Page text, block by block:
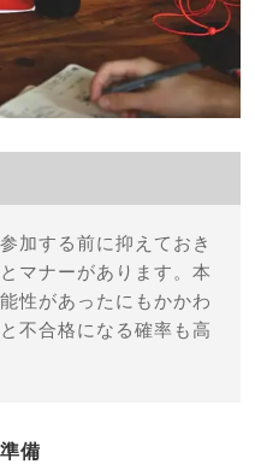
加する前に抑えておき
マナーがあります。本
性があったにもかかわ
不合格になる確率も高
備